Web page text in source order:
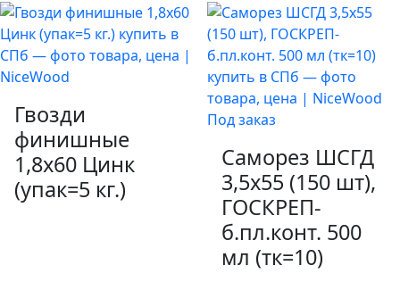
Гвозди
финишные
1,8х60 Цинк
(упак=5 кг.)
Под заказ
Саморез ШСГД
3,5х55 (150 шт),
ГОСКРЕП-
б.пл.конт. 500
мл (тк=10)